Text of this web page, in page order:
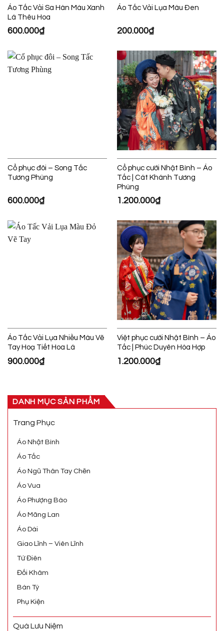
Áo Tấc Vải Sa Hàn Màu Xanh
Lá Thêu Hoa
600.000₫
Áo Tấc Vải Lụa Màu Đen
200.000₫
Cổ phục đôi – Song Tấc
Tương Phùng
600.000₫
Cổ phục cưới Nhật Bình – Áo
Tấc | Cát Khánh Tương
Phùng
1.200.000₫
Áo Tấc Vải Lụa Nhiều Màu Vẽ
Tay Hoạ Tiết Hoa Lá
900.000₫
Việt phục cưới Nhật Bình – Áo
Tấc | Phúc Duyên Hòa Hợp
1.200.000₫
DANH MỤC SẢN PHẨM
Trang Phục
Áo Nhật Bình
Áo Tấc
Áo Ngũ Thân Tay Chẽn
Áo Vua
Áo Phượng Bào
Áo Mãng Lan
Áo Dài
Giao Lĩnh – Viên Lĩnh
Tứ Điên
Đối Khâm
Bán Tý
Phụ Kiện
Quà Lưu Niệm